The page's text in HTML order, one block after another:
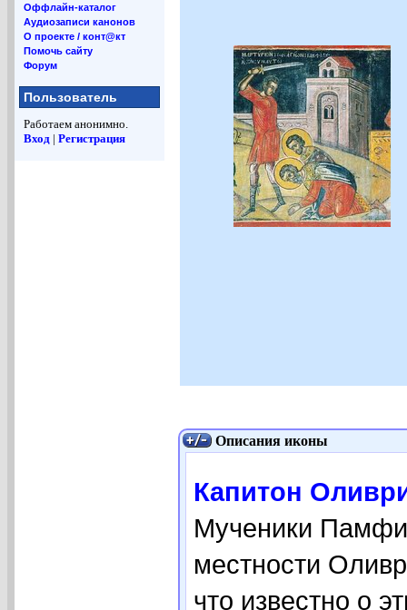
Оффлайн-каталог
Аудиозаписи канонов
О проекте / конт@кт
Помочь сайту
Форум
Пользователь
Работаем анонимно.
Вход | Регистрация
Описания иконы
Капитон
Мученики
местности
что известно о